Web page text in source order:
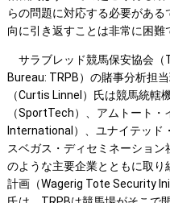
らの問題に対応する必要があ
向に引き返すことは非常に困難
サラブレッド競馬保安協会
Bureau: TRPB）の賭事分析担
（Curtis Linnel）氏は競馬統轄
（SportTech）、アムトート
International）、ユナイテッド
スベガス・ディセミネーション
のような主要企業とともに取り
計画（Wagerig Tote Security